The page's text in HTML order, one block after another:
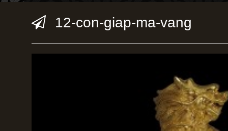
12-con-giap-ma-vang